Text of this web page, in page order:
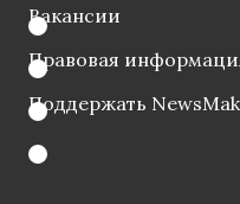
Вакансии
Правовая
Поддержать